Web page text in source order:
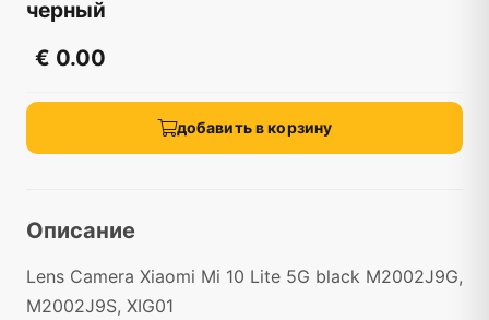
черный
€ 0.00
добавить в корзину
Описание
Lens Camera Xiaomi Mi 10 Lite 5G black M2002J9G,
M2002J9S, XIG01